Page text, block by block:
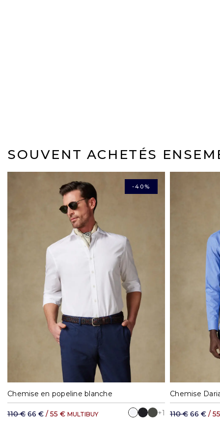
SOUVENT ACHETÉS
-40%
38 39 40 41 42 43
Chemise en popeline blanche
110 € 66 € / 55 € MULTIBUY +1
38 39
Chemise
110 € 66 € /